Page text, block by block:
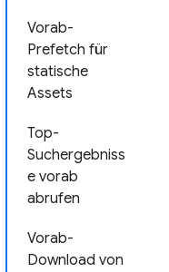
Vorab-
Prefetch für
statische
Assets
Top-
Suchergebniss
e vorab
abrufen
Vorab-
Download von